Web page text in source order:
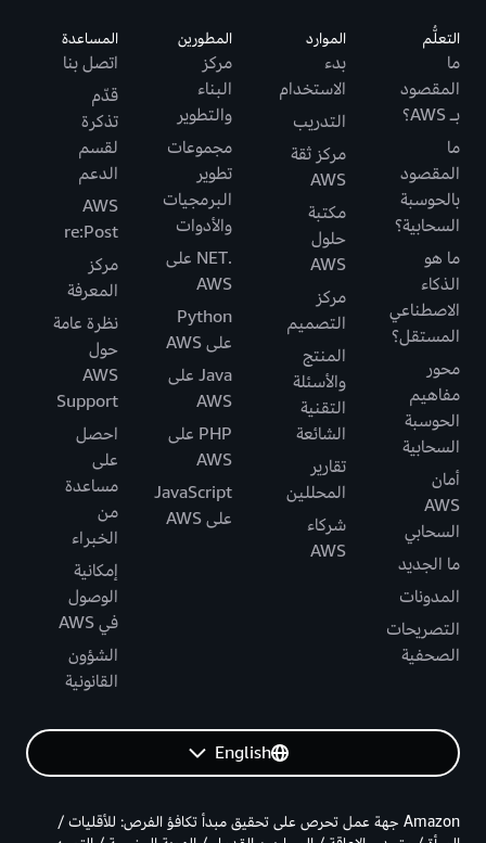
التعلُّم
ما
المقصود
بـ AWS؟
ما
المقصود
بالحوسبة
السحابية؟
ما هو
الذكاء
الاصطناعي
المستقل؟
محور
مفاهيم
الحوسبة
السحابية
أمان
AWS
السحابي
ما الجديد
المدونات
التصريحات
الصحفية
الموارد
بدء
الاستخدام
التدريب
مركز ثقة
AWS
مكتبة
حلول
AWS
مركز
التصميم
المنتج
والأسئلة
التقنية
الشائعة
تقارير
المحللين
شركاء
AWS
المطورين
مركز
البناء
والتطوير
مجموعات
تطوير
البرمجيات
والأدوات
.NET على
AWS
Python
على AWS
Java على
AWS
PHP على
AWS
JavaScript
على AWS
المساعدة
اتصل بنا
قدّم
تذكرة
لقسم
الدعم
AWS
re:Post
مركز
المعرفة
نظرة عامة
حول
AWS
Support
احصل
على
مساعدة
من
الخبراء
إمكانية
الوصول
في AWS
الشؤون
القانونية
English
Amazon جهة عمل تحرص على تحقيق مبدأ تكافؤ الفرص: للأقليات /